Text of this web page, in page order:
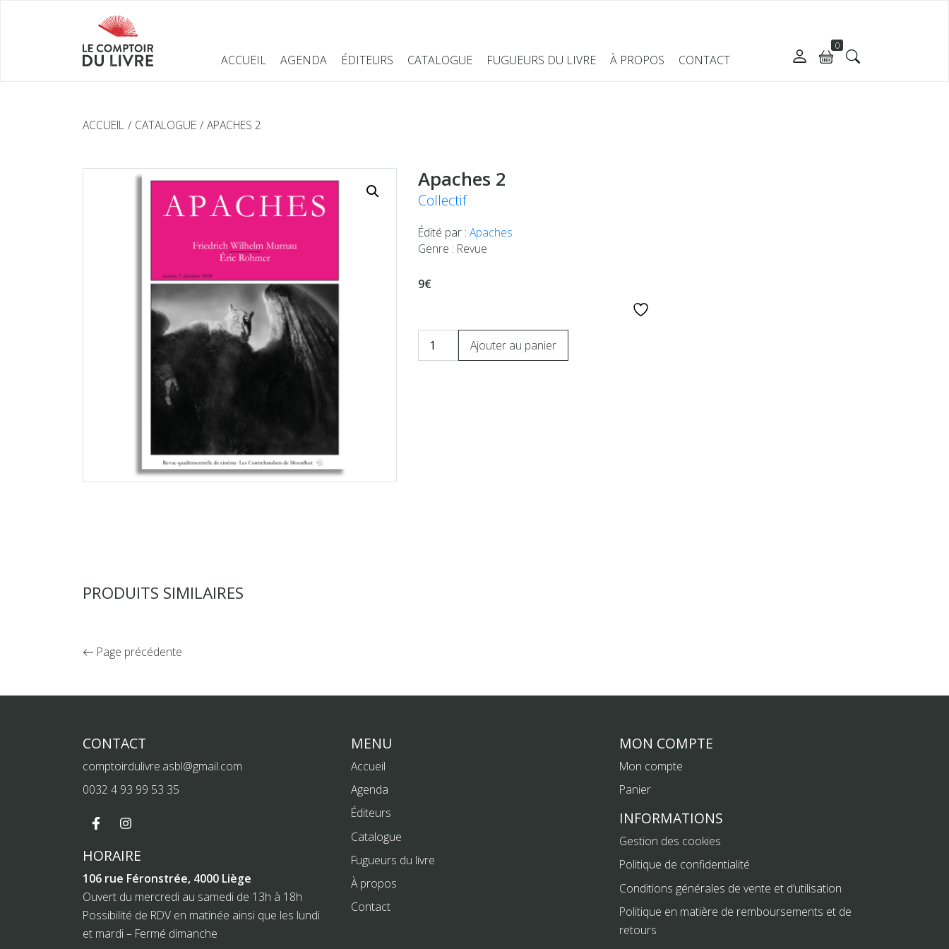
ACCUEIL AGENDA ÉDITEURS CATALOGUE FUGUEURS DU LIVRE À PROPOS CONTACT
0
ACCUEIL CATALOGUE APACHES 2
Apaches 2
Collectif
Édité par : Apaches
Genre : Revue
9€
Ajouter au panier
PRODUITS SIMILAIRES
Page précédente
CONTACT
comptoirdulivre.asbl@gmail.com
0032 4 93 99 53 35
HORAIRE
106 rue Féronstrée, 4000 Liège
Ouvert du mercredi au samedi de 13h à 18h
Possibilité de RDV en matinée ainsi que les lundi
et mardi – Fermé dimanche
MENU
Accueil
Agenda
Éditeurs
Catalogue
Fugueurs du livre
À propos
Contact
MON COMPTE
Mon compte
Panier
INFORMATIONS
Gestion des cookies
Politique de confidentialité
Conditions générales de vente et d’utilisation
Politique en matière de remboursements et de
retours